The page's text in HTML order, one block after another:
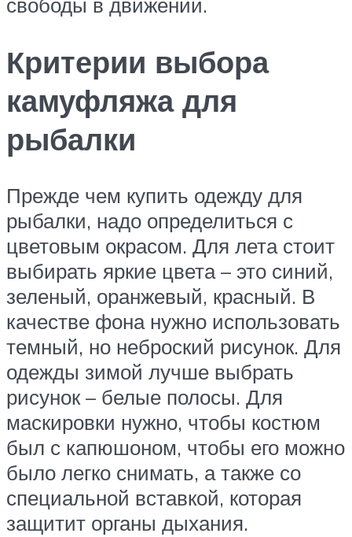
Критерии выбора
камуфляжа для
рыбалки
Прежде чем купить одежду для
рыбалки, надо определиться с
цветовым окрасом. Для лета стоит
выбирать яркие цвета – это синий,
зеленый, оранжевый, красный. В
качестве фона нужно использовать
темный, но неброский рисунок. Для
одежды зимой лучше выбрать
рисунок – белые полосы. Для
маскировки нужно, чтобы костюм
был с капюшоном, чтобы его можно
было легко снимать, а также со
специальной вставкой, которая
защитит органы дыхания.